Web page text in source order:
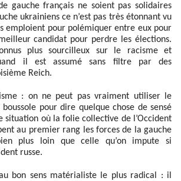
gauche français ne soient pas solidaires
ukrainiens ce n’est pas très étonnant vu
emploient pour polémiquer entre eux pour
candidat pour perdre les élections.
plus sourcilleux sur le racisme et
il est assumé sans filtre par des
Reich.
: on ne peut pas vraiment utiliser le
pour dire quelque chose de sensé
situation où la folie collective de l’Occident
au premier rang les forces de la gauche
plus loin que celle qu’on impute si
russe.
bon sens matérialiste le plus radical : il